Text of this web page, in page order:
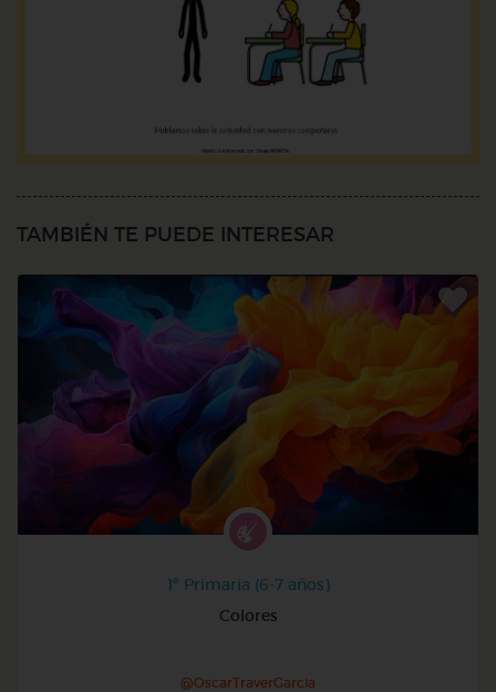
TAMBIÉN TE PUEDE INTERESAR
1º Primaria (6-7 años)
Colores
@OscarTraverGarcia